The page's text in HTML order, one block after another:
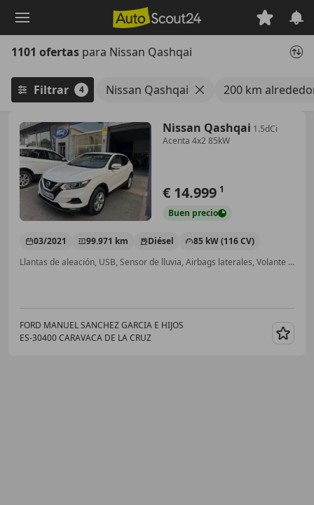
principal
1101 ofertas para Nissan Qashqai
Filtrar 4 Nissan Qashqai 200 km
Nissan Qashqai 1.5dCi
Acenta 4x2 85kW
€ 14.999 1
Buen precio
03/2021 99.971 km Diésel
85 kW (116 CV)
Llantas de aleación, USB, Sensor de lluvia, Airbags laterales, Volante multifunción, ABS, Faros antiniebla
FORD MANUEL SANCHEZ GARCIA E HIJOS
ES-30400 CARAVACA DE LA CRUZ